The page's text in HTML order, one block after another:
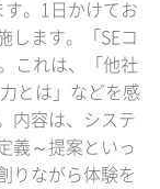
す。1日かけてお
します。「SEコ
これは、「他社
とは」などを感
内容は、システ
義～提案といっ
りながら体験を